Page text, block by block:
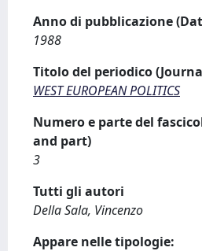
Anno di pubblicazione
1988
Titolo del periodico
WEST EUROPEAN POLITICS
Numero e parte del
and part)
3
Tutti gli autori
Della Sala, Vincenzo
Appare nelle tipologie: